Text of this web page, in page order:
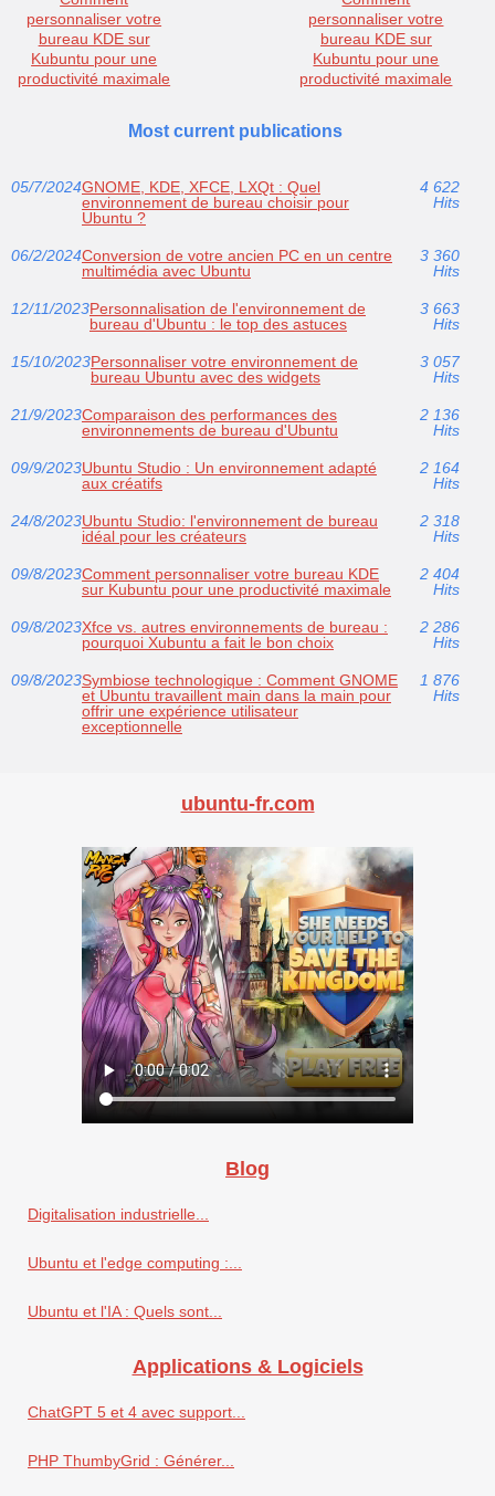
personnaliser votre
bureau KDE sur
Kubuntu pour une
productivité maximale
personnaliser votre
bureau KDE sur
Kubuntu pour une
productivité maximale
Most current publications
05/7/2024GNOME, KDE, XFCE, LXQt : Quel
environnement de bureau choisir pour
Ubuntu ?
4 622
Hits
06/2/2024Conversion de votre ancien PC en un centre
multimédia avec Ubuntu
3 360
Hits
12/11/2023Personnalisation de l'environnement de
bureau d'Ubuntu : le top des astuces
3 663
Hits
15/10/2023Personnaliser votre environnement de
bureau Ubuntu avec des widgets
3 057
Hits
21/9/2023Comparaison des performances des
environnements de bureau d'Ubuntu
2 136
Hits
09/9/2023Ubuntu Studio : Un environnement adapté
aux créatifs
2 164
Hits
24/8/2023Ubuntu Studio: l'environnement de bureau
idéal pour les créateurs
2 318
Hits
09/8/2023Comment personnaliser votre bureau KDE
sur Kubuntu pour une productivité maximale
2 404
Hits
09/8/2023Xfce vs. autres environnements de bureau :
pourquoi Xubuntu a fait le bon choix
2 286
Hits
09/8/2023Symbiose technologique : Comment GNOME
et Ubuntu travaillent main dans la main pour
offrir une expérience utilisateur
exceptionnelle
1 876
Hits
ubuntu-fr.com
Blog
Digitalisation industrielle...
Ubuntu et l'edge computing :...
Ubuntu et l'IA : Quels sont...
Applications & Logiciels
ChatGPT 5 et 4 avec support...
PHP ThumbyGrid : Générer...